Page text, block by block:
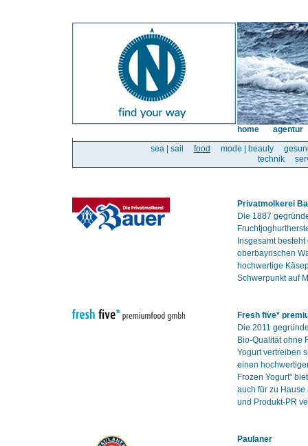
sea | sail food mode | beauty
technik
home agentur
Privatmolkerei
Die 1887
Insgesamt
oberbayrischen
hochwertige
Schwerpunkt auf
Fresh five*
Die 2011
Bio-Qualität ohne
Yogurt vertreiben
einen
Frozen Yogurt"
auch für zu Hause
und Produkt-PR
Paulaner